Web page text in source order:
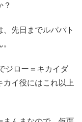
？
先日までルパパト
ジロー＝キカイダ
カイ役にはこれ以上